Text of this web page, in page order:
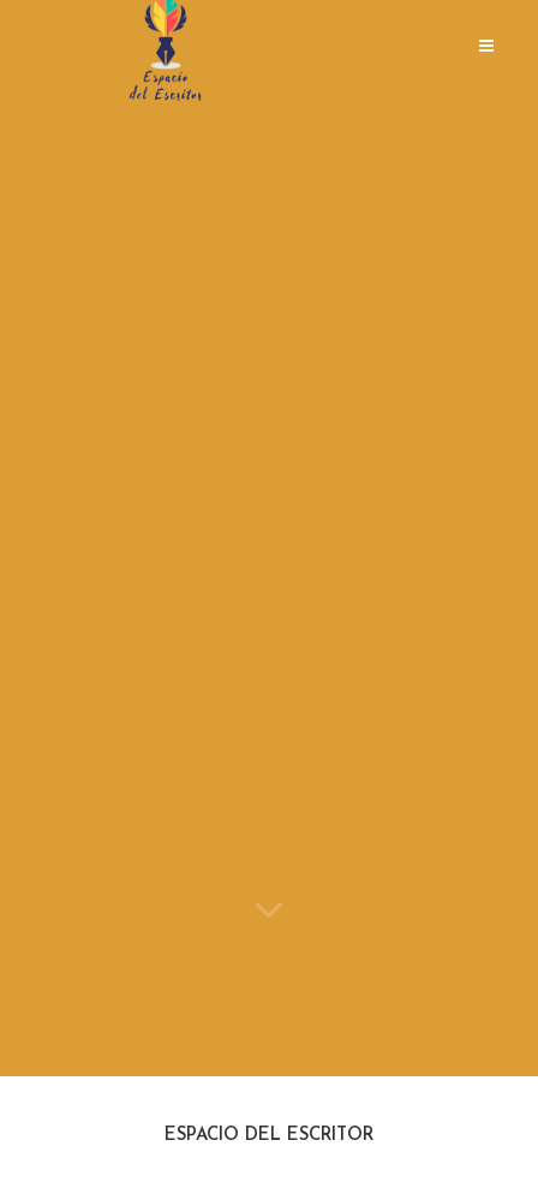
ESPACIO DEL ESCRITOR